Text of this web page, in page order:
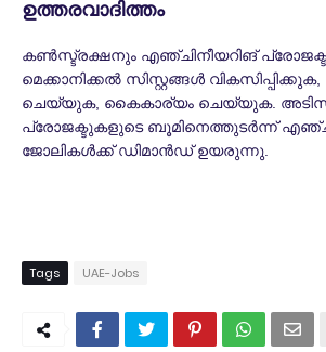
ഉത്തരവാദിത്തം
കൺസ്ട്രക്ഷനും എഞ്ചിനീയറിങ്
മെക്കാനിക്കൽ സിസ്റ്റങ്ങൾ
ചെയ്യുക, കൈകാര്യം ചെയ്യുക.
പ്രോജക്ടുകളുടെ ബൂമിനെത്തുടർന്ന്
ജോലികൾക്ക് ഡിമാൻഡ് ഉയരുന്നു.
Tags UAE-Jobs